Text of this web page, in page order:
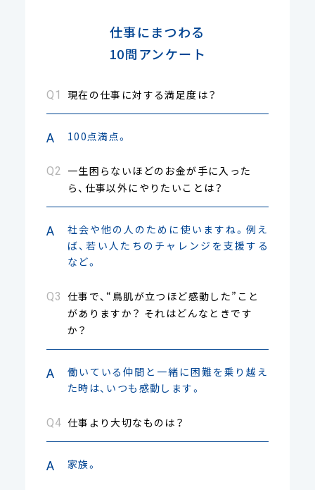
仕事にまつわる
10問アンケート
現在の仕事に対する満足度は？
100点満点。
一生困らないほどのお金が手に入った
ら、仕事以外にやりたいことは？
社会や他の人のために使いますね。例え
ば、若い人たちのチャレンジを支援する
など。
仕事で、“鳥肌が立つほど感動した”こと
がありますか？ それはどんなときです
か？
働いている仲間と一緒に困難を乗り越え
た時は、いつも感動します。
仕事より大切なものは？
家族。